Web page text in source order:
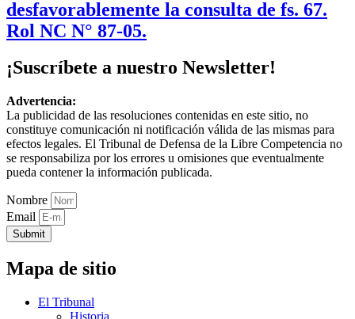
desfavorablemente la consulta de fs. 67.
Rol NC N° 87-05.
¡Suscríbete a nuestro Newsletter!
Advertencia:
La publicidad de las resoluciones contenidas en este sitio, no
constituye comunicación ni notificación válida de las mismas para
efectos legales. El Tribunal de Defensa de la Libre Competencia no
se responsabiliza por los errores u omisiones que eventualmente
pueda contener la información publicada.
Nombre
Email
Submit
Mapa de sitio
El Tribunal